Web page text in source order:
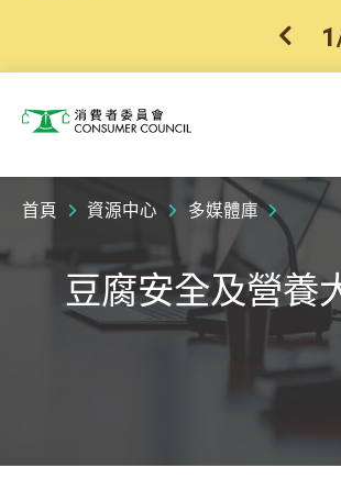
上1
消費者委員會
首頁 資源中心 多媒體庫
豆腐安全及營養